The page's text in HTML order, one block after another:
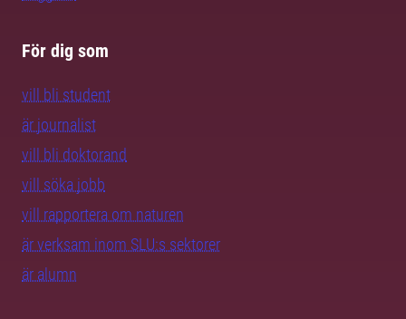
För dig som
vill bli student
är journalist
vill bli doktorand
vill söka jobb
vill rapportera om naturen
är verksam inom SLU:s sektorer
är alumn